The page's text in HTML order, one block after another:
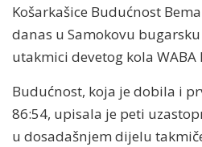
Košarkašice Budućnost
danas u Samokovu
utakmici devetog kola WABA
Budućnost, koja je dobila i
86:54, upisala je peti
u dosadašnjem dijelu